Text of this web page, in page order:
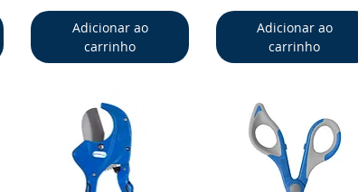
Adicionar ao
carrinho
Adicionar ao
carrinho